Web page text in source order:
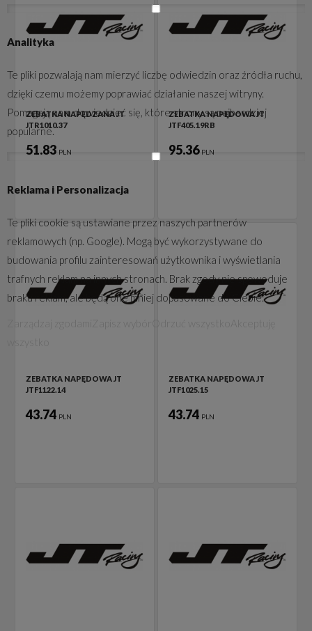
ZEBATKA NAPĘDZANA JT
JTR1010.37
51.83 PLN
ZEBATKA NAPĘDOWA JT
JTF405.19RB
95.36 PLN
ZEBATKA NAPĘDOWA JT
JTF1122.14
43.74 PLN
ZEBATKA NAPĘDOWA JT
JTF1025.15
43.74 PLN
Analityka
Te pliki pozwalają nam mierzyć liczbę odwiedzin oraz źródła ruchu,
dzięki czemu możemy poprawiać działanie naszej witryny.
Pomagają nam dowiedzieć się, które strony są najbardziej
popularne.
Reklama i Personalizacja
Te pliki cookie są ustawiane przez naszych partnerów
reklamowych (np. Google). Mogą być wykorzystywane do
budowania profilu zainteresowań użytkownika i wyświetlania
trafnych reklam na innych stronach. Brak zgody nie spowoduje
braku reklam, ale będą one mniej dopasowane do Ciebie.
Zarządzaj zgodami